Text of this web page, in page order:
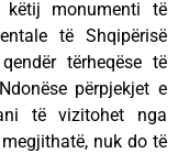
monumenti të
të Shqipërisë
tërheqëse të
përpjekjet e
të vizitohet nga
nuk do të